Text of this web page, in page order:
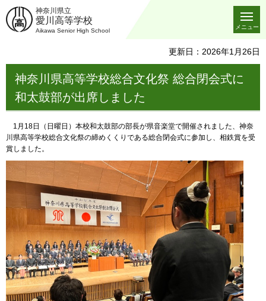
神奈川県立
愛川高等学校
Aikawa Senior High School
メニュー
更新日：2026年1月26日
神奈川県高等学校総合文化祭 総合閉会式に
和太鼓部が出席しました
1月 18日（日曜日）本校和太鼓部の部長が県音楽堂で開催されました、神奈
川県高等学校総合文化祭の締めくくりである総合閉会式に参加し、相鉄賞を受
賞しました。